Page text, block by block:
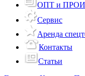
ОПТ и
Сервис
Аренда
Контакты
Статьи